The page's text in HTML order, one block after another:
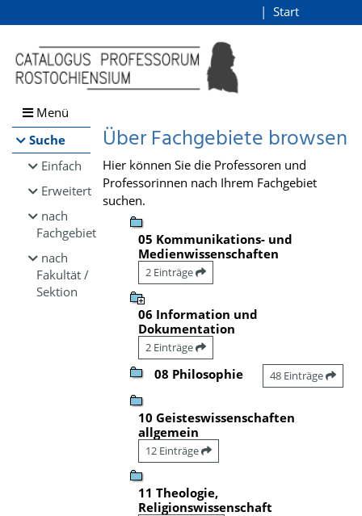
Browsen
direkt zum Inhalt
Start
Menü
Suche
Einfach
Erweitert
nach
Fachgebiet
nach
Fakultät /
Sektion
Über Fachgebiete browsen
Hier können Sie die Professoren und
Professorinnen nach Ihrem Fachgebiet
suchen.
05 Kommunikations- und
Medienwissenschaften
2 Einträge
06 Information und
Dokumentation
2 Einträge
08 Philosophie 48 Einträge
10 Geisteswissenschaften
allgemein
12 Einträge
11 Theologie,
Religionswissenschaft